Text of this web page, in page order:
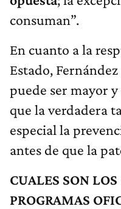
consuman”.
En cuanto a la
Estado,
puede ser mayor
que la verdadera
especial la
antes de que la
CUALES SON
PROGRAMAS